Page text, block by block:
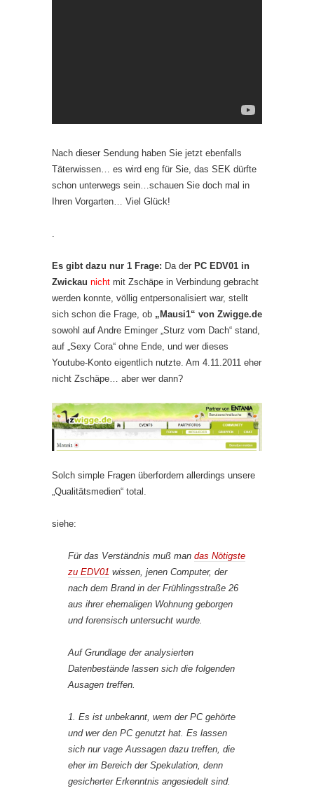
Nach dieser Sendung haben Sie jetzt ebenfalls
Täterwissen… es wird eng für Sie, das SEK dürfte
schon unterwegs sein…schauen Sie doch mal in
Ihren Vorgarten… Viel Glück!
Es gibt dazu nur 1 Frage: Da der PC EDV01 in
Zwickau nicht mit Zschäpe in Verbindung gebracht
werden konnte, völlig entpersonalisiert war, stellt
sich schon die Frage, ob „Mausi1“ von Zwigge.de
sowohl auf Andre Eminger „Sturz vom Dach“ stand,
auf „Sexy Cora“ ohne Ende, und wer dieses
Youtube-Konto eigentlich nutzte. Am 4.11.2011 eher
nicht Zschäpe… aber wer dann?
Solch simple Fragen überfordern allerdings unsere
„Qualitätsmedien“ total.
siehe:
Für das Verständnis muß man das Nötigste
zu EDV01 wissen, jenen Computer, der
nach dem Brand in der Frühlingsstraße 26
aus ihrer ehemaligen Wohnung geborgen
und forensisch untersucht wurde.
Auf Grundlage der analysierten
Datenbestände lassen sich die folgenden
Ausagen treffen.
1. Es ist unbekannt, wem der PC gehörte
und wer den PC genutzt hat. Es lassen
sich nur vage Aussagen dazu treffen, die
eher im Bereich der Spekulation, denn
gesicherter Erkenntnis angesiedelt sind.